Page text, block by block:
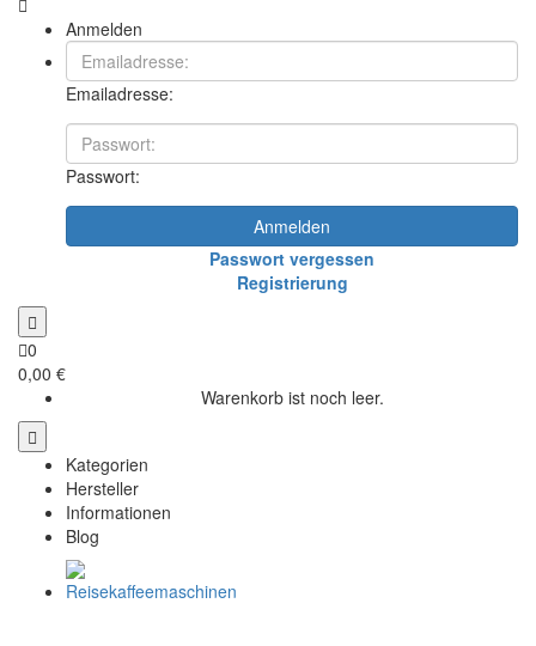
Anmelden
Emailadresse:
Passwort:
Anmelden
Passwort vergessen
Registrierung
0
0,00 €
Warenkorb ist noch leer.
Kategorien
Hersteller
Informationen
Blog